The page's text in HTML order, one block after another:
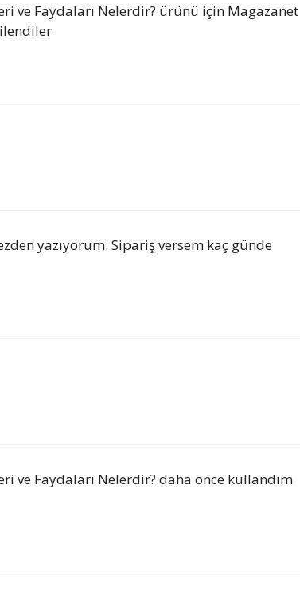
ve Faydaları Nelerdir? ürünü için Magazanet
yazıyorum. Sipariş versem kaç günde
ve Faydaları Nelerdir? daha önce kullandım